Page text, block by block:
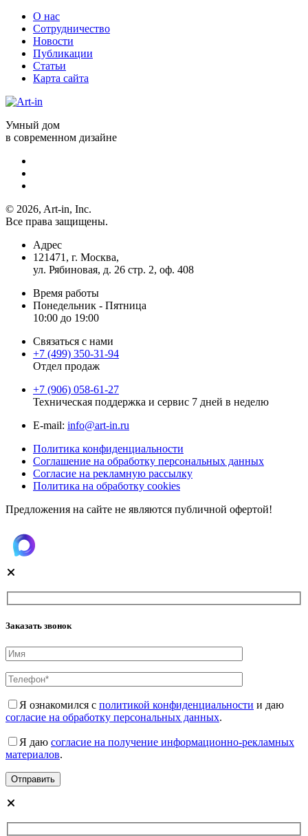
О нас
Сотрудничество
Новости
Публикации
Статьи
Карта сайта
Умный дом
в современном дизайне
© 2026, Art-in, Inc.
Все права защищены.
Адрес
121471, г. Москва,
ул. Рябиновая, д. 26 стр. 2, оф. 408
Время работы
Понедельник - Пятница
10:00 до 19:00
Связаться с нами
+7 (499) 350-31-94
Отдел продаж
+7 (906) 058-61-27
Техническая поддержка и сервис 7 дней в неделю
Е-mail: info@art-in.ru
Политика конфиденциальности
Соглашение на обработку персональных данных
Согласие на рекламную рассылку
Политика на обработку cookies
Предложения на сайте не являются публичной офертой!
Заказать звонок
Я ознакомился с политикой конфиденциальности и даю
согласие на обработку персональных данных.
Я даю согласие на получение информационно-рекламных
материалов.